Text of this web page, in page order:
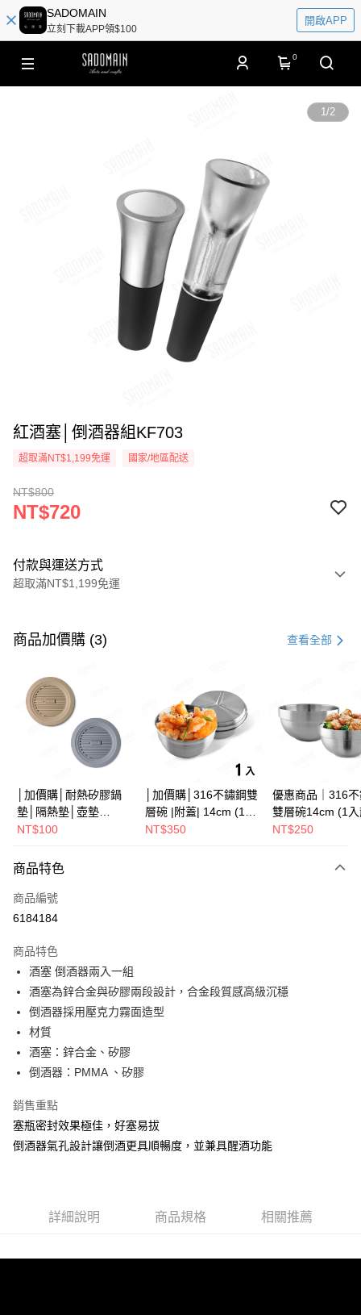
SADOMAIN
立刻下載APP領$100
開啟APP
0
1/2
紅酒塞│倒酒器組KF703
超取滿NT$1,199免運 國家/地區配送
NT$800
NT$720
付款與運送方式
超取滿NT$1,199免運
信用卡一次付款
Apple Pay
街口支付
Google Pay
全盈+PAY
全家取貨（下單付款）後，現貨商品將於 3 個工作天內寄出
每筆NT$75，滿NT$1,199(含以上)免運費
7-11取貨（下單付款）後，現貨商品將於 3 個工作天內寄出
（不含訂購當天與例假日）
每筆NT$75，滿NT$1,199(含以上)免運費
※ 下單後（不含訂購當天），現貨商品將於１－３個工作天寄出，
不含例假日 ( 北北基地區若無管理室請備
每筆NT$85，滿NT$1,299(含以上)免運費
海外中華郵政配送
商品加價購 (3) 查看全部
│加價購│耐熱矽膠鍋
墊│隔熱墊│壺墊
NT$100
│加價購│316不鏽鋼雙
層碗 |附蓋| 14cm (1入
散裝) SG0141
NT$350
優惠商品｜316
雙層碗14cm (1
SG0140
NT$250
商品特色
商品編號
6184184
商品特色
酒塞 倒酒器兩入一組
酒塞為鋅合金與矽膠兩段設計，合金段質感高級沉穩
倒酒器採用壓克力霧面造型
材質
酒塞：鋅合金、矽膠
倒酒器：PMMA 、矽膠
銷售重點
塞瓶密封效果極佳，好塞易拔
倒酒器氣孔設計讓倒酒更具順暢度，並兼具醒酒功能
詳細說明 商品規格 相關推薦